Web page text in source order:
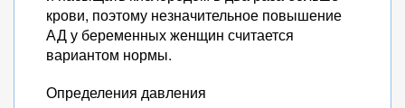
крови, поэтому незначительное повышение
АД у беременных женщин считается
вариантом нормы.
Определения давления